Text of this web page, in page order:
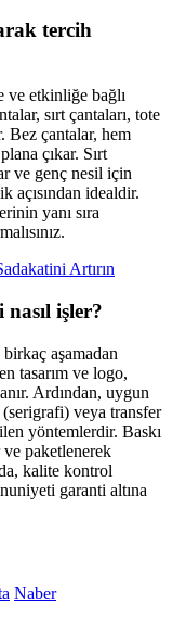
tercih
ve etkinliğe bağlı
sırt çantaları, tote
Bez çantalar, hem
çıkar. Sırt
ve genç nesil için
açısından idealdir.
yanı sıra
Artırın
işler?
aşamadan
tasarım ve logo,
Ardından, uygun
veya transfer
yöntemlerdir. Baskı
paketlenerek
kalite kontrol
garanti altına
Naber